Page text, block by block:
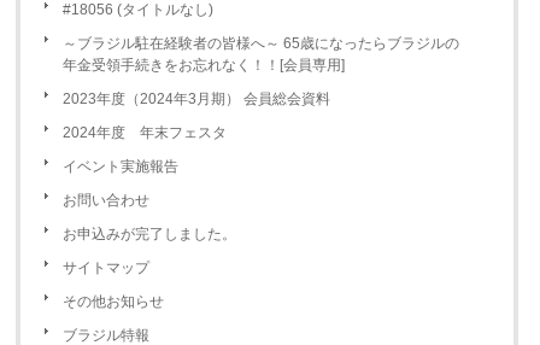
#18056 (タイトルなし)
～ブラジル駐在経験者の皆様へ～ 65歳になったらブラジルの
年金受領手続きをお忘れなく！！[会員専用]
2023年度（2024年3月期） 会員総会資料
2024年度 年末フェスタ
イベント実施報告
お問い合わせ
お申込みが完了しました。
サイトマップ
その他お知らせ
ブラジル特報